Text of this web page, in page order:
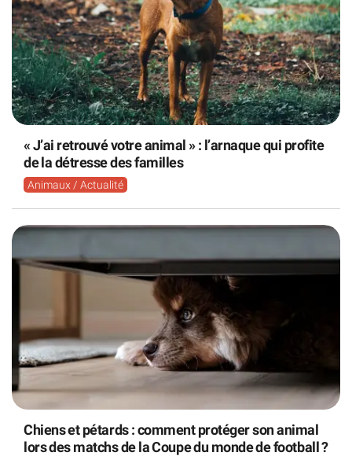
« J’ai retrouvé votre animal » : l’arnaque qui profite
de la détresse des familles
Animaux / Actualité
Chiens et pétards : comment protéger son animal
lors des matchs de la Coupe du monde de football ?